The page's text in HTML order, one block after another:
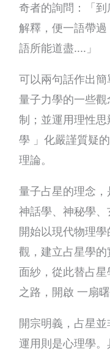
奇者的詢問：「
解釋，便一語帶
語所能道盡‥‥」
可以兩句話作出
量子力學的一些
制；並運用理性
學 」化嚴謹質疑
理論。
量子占星的理念
神話學、神秘學、
開始以現代物理
觀，建立占星學
面紗，從此替占
之路，開啟 一扇曙
開宗明義，占星並
運用則是心理學